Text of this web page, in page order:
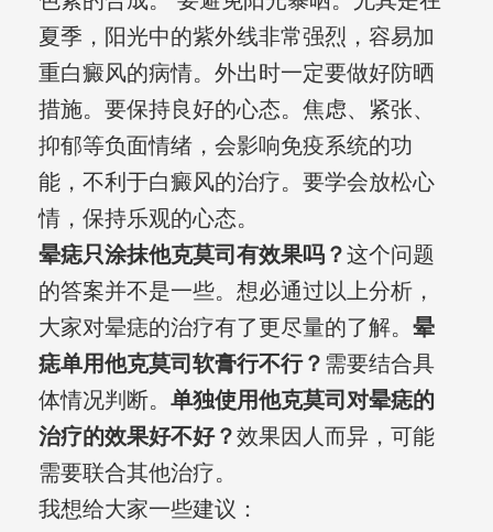
夏季，阳光中的紫外线非常强烈，容易加
重白癜风的病情。外出时一定要做好防晒
措施。要保持良好的心态。焦虑、紧张、
抑郁等负面情绪，会影响免疫系统的功
能，不利于白癜风的治疗。要学会放松心
情，保持乐观的心态。
晕痣只涂抹他克莫司有效果吗？这个问题
的答案并不是一些。想必通过以上分析，
大家对晕痣的治疗有了更尽量的了解。 晕
痣单用他克莫司软膏行不行？ 需要结合具
体情况判断。 单独使用他克莫司对晕痣的
治疗的效果好不好？效果因人而异，可能
需要联合其他治疗。
我想给大家一些建议：